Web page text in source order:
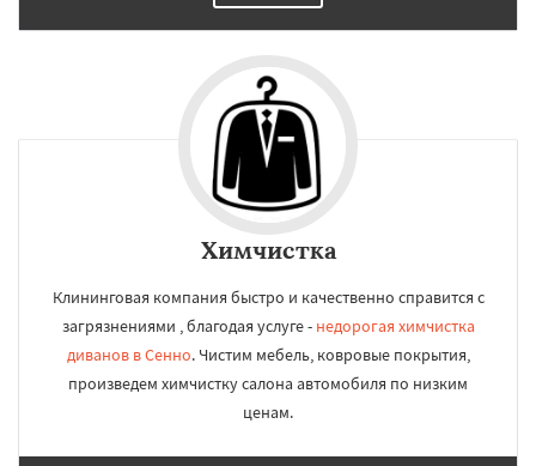
Химчистка
Клининговая компания быстро и качественно справится с
загрязнениями , благодая услуге - недорогая химчистка
диванов в Сенно. Чистим мебель, ковровые покрытия,
произведем химчистку салона автомобиля по низким
ценам.